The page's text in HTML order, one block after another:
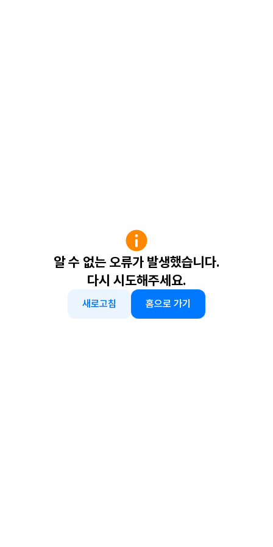
알 수 없는 오류가 발생했습니다.
다시 시도해주세요.
새로고침 홈으로 가기